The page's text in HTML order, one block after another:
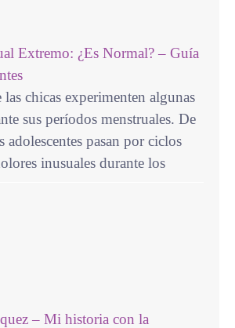
Extremo: ¿Es Normal? – Guía
chicas experimenten algunas
sus períodos menstruales. De
adolescentes pasan por ciclos
inusuales durante los
– Mi historia con la